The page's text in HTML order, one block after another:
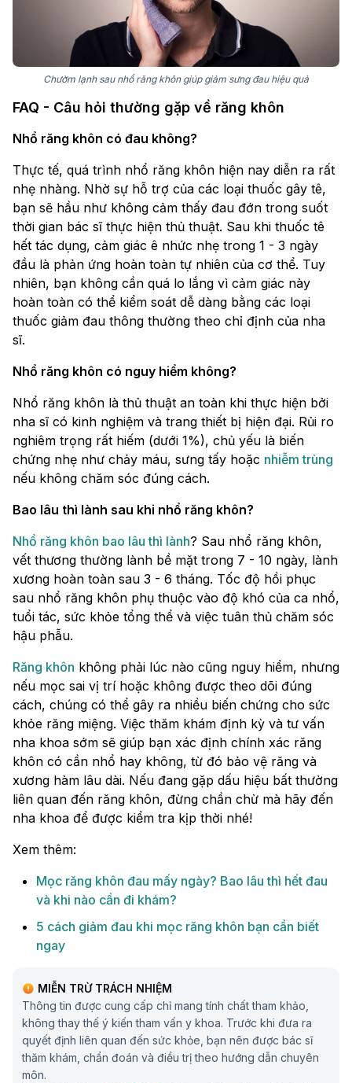
Chườm lạnh sau nhổ răng khôn giúp giảm sưng đau hiệu quả
FAQ - Câu hỏi thường gặp về răng khôn
Nhổ răng khôn có đau không?
Thực tế, quá trình nhổ răng khôn hiện nay diễn ra rất
nhẹ nhàng. Nhờ sự hỗ trợ của các loại thuốc gây tê,
bạn sẽ hầu như không cảm thấy đau đớn trong suốt
thời gian bác sĩ thực hiện thủ thuật. Sau khi thuốc tê
hết tác dụng, cảm giác ê nhức nhẹ trong 1 - 3 ngày
đầu là phản ứng hoàn toàn tự nhiên của cơ thể. Tuy
nhiên, bạn không cần quá lo lắng vì cảm giác này
hoàn toàn có thể kiểm soát dễ dàng bằng các loại
thuốc giảm đau thông thường theo chỉ định của nha
sĩ.
Nhổ răng khôn có nguy hiểm không?
Nhổ răng khôn là thủ thuật an toàn khi thực hiện bởi
nha sĩ có kinh nghiệm và trang thiết bị hiện đại. Rủi ro
nghiêm trọng rất hiếm (dưới 1%), chủ yếu là biến
chứng nhẹ như chảy máu, sưng tấy hoặc nhiễm trùng
nếu không chăm sóc đúng cách.
Bao lâu thì lành sau khi nhổ răng khôn?
Nhổ răng khôn bao lâu thì lành? Sau nhổ răng khôn,
vết thương thường lành bề mặt trong 7 - 10 ngày, lành
xương hoàn toàn sau 3 - 6 tháng. Tốc độ hồi phục
sau nhổ răng khôn phụ thuộc vào độ khó của ca nhổ,
tuổi tác, sức khỏe tổng thể và việc tuân thủ chăm sóc
hậu phẫu.
Răng khôn không phải lúc nào cũng nguy hiểm, nhưng
nếu mọc sai vị trí hoặc không được theo dõi đúng
cách, chúng có thể gây ra nhiều biến chứng cho sức
khỏe răng miệng. Việc thăm khám định kỳ và tư vấn
nha khoa sớm sẽ giúp bạn xác định chính xác răng
khôn có cần nhổ hay không, từ đó bảo vệ răng và
xương hàm lâu dài. Nếu đang gặp dấu hiệu bất thường
liên quan đến răng khôn, đừng chần chừ mà hãy đến
nha khoa để được kiểm tra kịp thời nhé!
Xem thêm:
Mọc răng khôn đau mấy ngày? Bao lâu thì hết đau
và khi nào cần đi khám?
5 cách giảm đau khi mọc răng khôn bạn cần biết
ngay
MIỄN TRỪ TRÁCH NHIỆM
Thông tin được cung cấp chỉ mang tính chất tham khảo,
không thay thế ý kiến tham vấn y khoa. Trước khi đưa ra
quyết định liên quan đến sức khỏe, bạn nên được bác sĩ
thăm khám, chẩn đoán và điều trị theo hướng dẫn chuyên
môn.